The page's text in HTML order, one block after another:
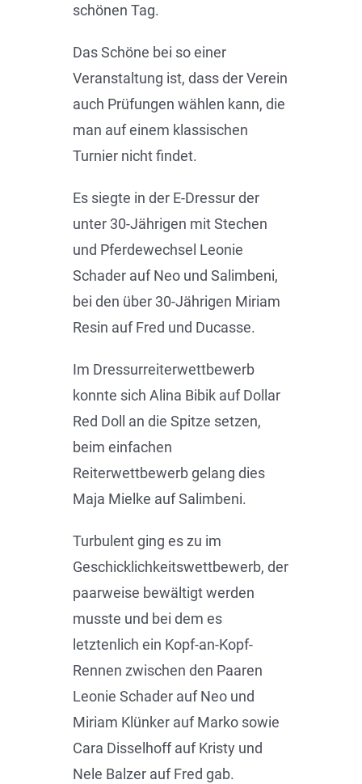
schönen Tag.
Das Schöne bei so einer
Veranstaltung ist, dass der Verein
auch Prüfungen wählen kann, die
man auf einem klassischen
Turnier nicht findet.
Es siegte in der E-Dressur der
unter 30-Jährigen mit Stechen
und Pferdewechsel Leonie
Schader auf Neo und Salimbeni,
bei den über 30-Jährigen Miriam
Resin auf Fred und Ducasse.
Im Dressurreiterwettbewerb
konnte sich Alina Bibik auf Dollar
Red Doll an die Spitze setzen,
beim einfachen
Reiterwettbewerb gelang dies
Maja Mielke auf Salimbeni.
Turbulent ging es zu im
Geschicklichkeitswettbewerb, der
paarweise bewältigt werden
musste und bei dem es
letztenlich ein Kopf-an-Kopf-
Rennen zwischen den Paaren
Leonie Schader auf Neo und
Miriam Klünker auf Marko sowie
Cara Disselhoff auf Kristy und
Nele Balzer auf Fred gab.